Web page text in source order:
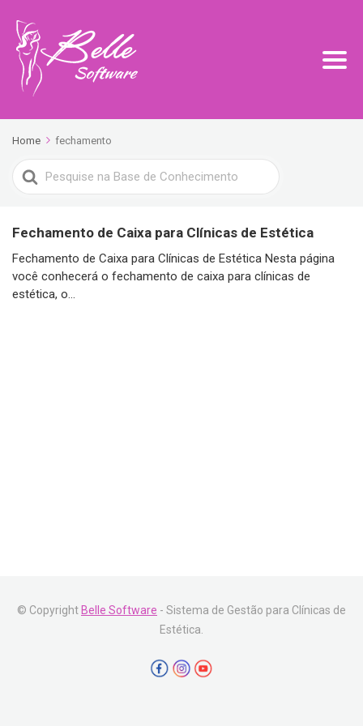
Home fechamento
Search
For
Fechamento de Caixa para Clínicas de Estética
Fechamento de Caixa para Clínicas de Estética Nesta página
você conhecerá o fechamento de caixa para clínicas de
estética, o...
© Copyright Belle Software - Sistema de Gestão para Clínicas de
Estética.